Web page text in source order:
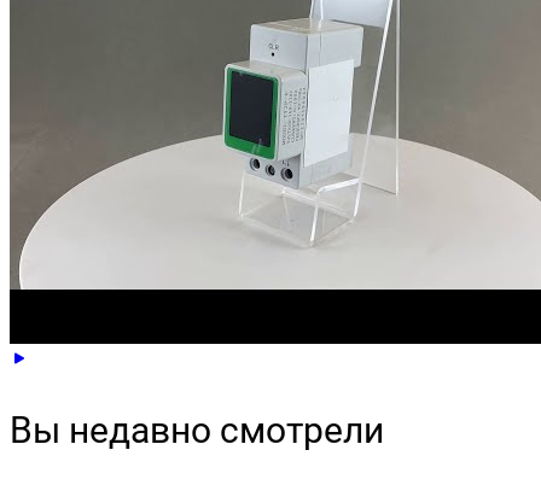
Вы недавно смотрели